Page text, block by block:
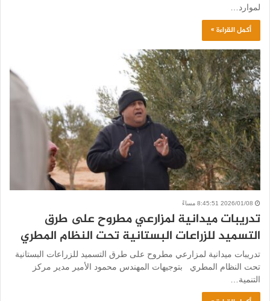
لموارد…
أكمل القراءة »
2026/01/08 8:45:51 مساءً
تدريبات ميدانية لمزارعي مطروح على طرق
التسميد للزراعات البستانية تحت النظام المطري
تدريبات ميدانية لمزارعي مطروح على طرق التسميد للزراعات البستانية
تحت النظام المطري بتوجيهات المهندس محمود الأمير مدير مركز
التنمية…